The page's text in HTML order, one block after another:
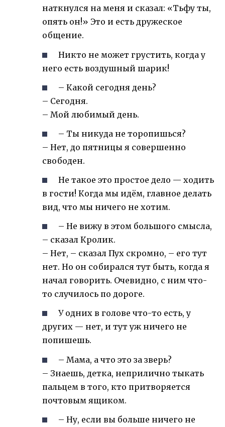
наткнулся на меня и сказал: «Тьфу ты,
опять он!» Это и есть дружеское
общение.
Никто не может грустить, когда у
него есть воздушный шарик!
– Какой сегодня день?
– Сегодня.
– Мой любимый день.
– Ты никуда не торопишься?
– Нет, до пятницы я совершенно
свободен.
Не такое это простое дело — ходить
в гости! Когда мы идём, главное делать
вид, что мы ничего не хотим.
– Не вижу в этом большого смысла,
– сказал Кролик.
– Нет, – сказал Пух скромно, – его тут
нет. Но он собирался тут быть, когда я
начал говорить. Очевидно, с ним что-
то случилось по дороге.
У одних в голове что-то есть, у
других — нет, и тут уж ничего не
попишешь.
– Мама, а что это за зверь?
– Знаешь, детка, неприлично тыкать
пальцем в того, кто притворяется
почтовым ящиком.
– Ну, если вы больше ничего не